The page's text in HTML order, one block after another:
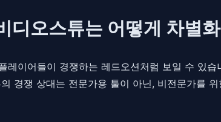
디오스튜는 어떻게 차별
레이어들이 경쟁하는 레드오션처럼 보일 수 있
경쟁 상대는 전문가용 툴이 아닌, 비전문가를